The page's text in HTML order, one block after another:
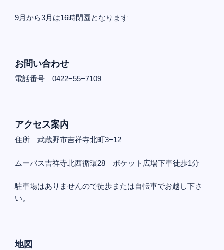
9月から3月は16時閉園となります
お問い合わせ
電話番号 0422−55−7109
アクセス案内
住所 武蔵野市吉祥寺北町3−12
ムーバス吉祥寺北西循環28 ポケット広場下車徒歩1分
駐車場はありませんので徒歩または自転車でお越し下さ
い。
地図